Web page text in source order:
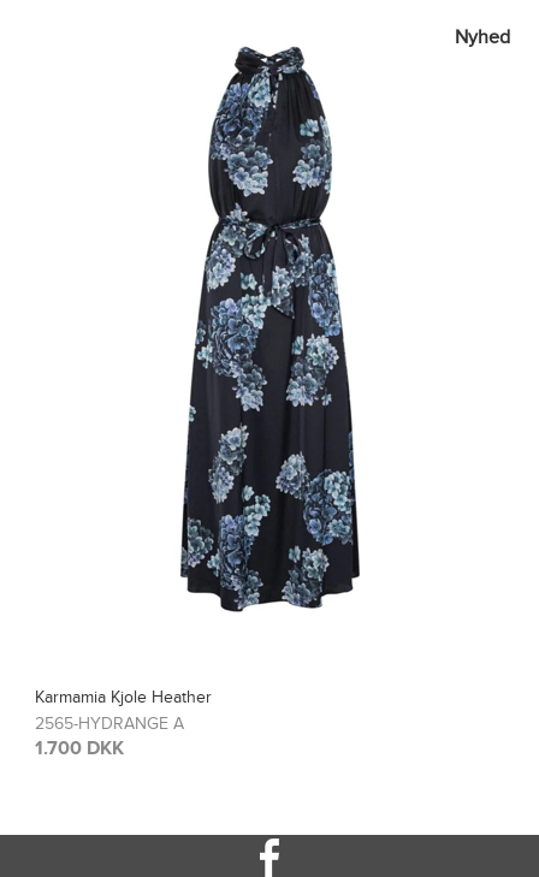
Karmamia Bluse Blair
2567-HYDRANGE A